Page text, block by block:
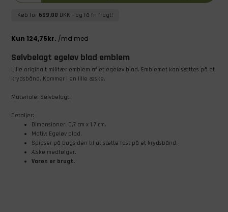
Køb for 699,00 DKK - og få fri fragt!
Sølvbelagt egeløv blad emblem
Lille originalt militær emblem af et egeløv blad. Emblemet kan sættes på et
krydsbånd. Kommer i en lille æske.
Materiale: Sølvbelagt.
Detaljer:
Dimensioner: 0,7 cm x 1,7 cm.
Motiv: Egeløv blad.
Spidser på bagsiden til at sætte fast på et krydsbånd.
Æske medfølger.
Varen er brugt.